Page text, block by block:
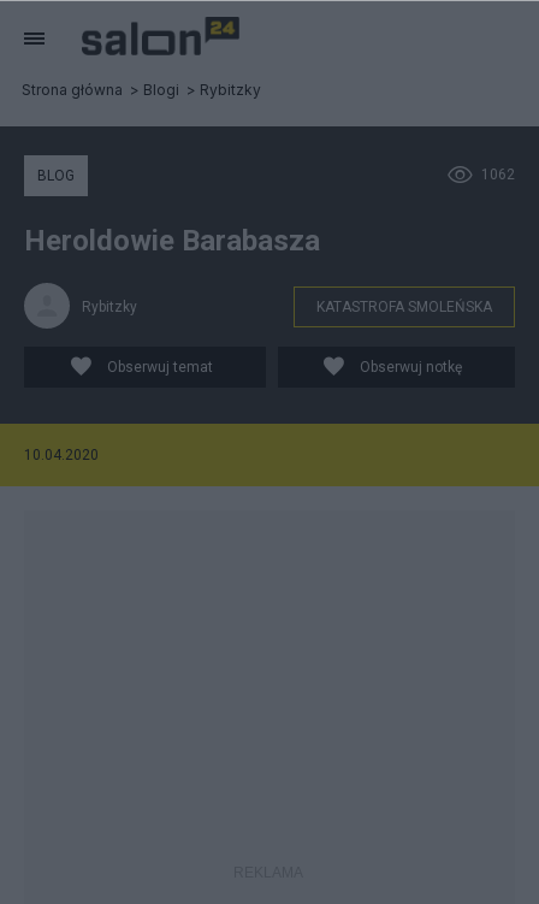
Strona główna Blogi Rybitzky
1062
BLOG
Heroldowie Barabasza
Rybitzky KATASTROFA SMOLEŃSKA
Obserwuj temat Obserwuj notkę
10.04.2020